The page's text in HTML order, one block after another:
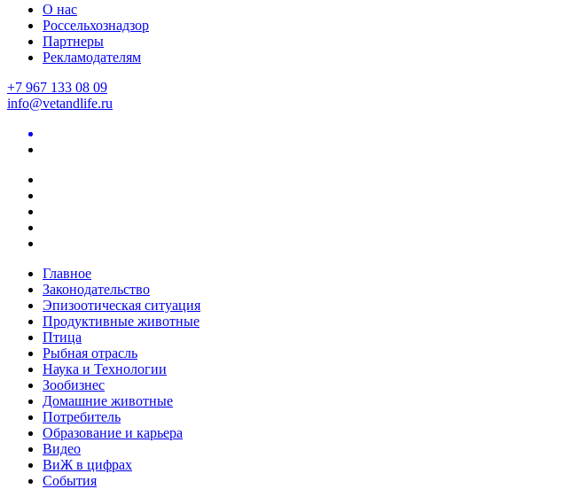
О нас
Россельхознадзор
Партнеры
Рекламодателям
+7 967 133 08 09
info@vetandlife.ru
Главное
Законодательство
Эпизоотическая ситуация
Продуктивные животные
Птица
Рыбная отрасль
Наука и Технологии
Зообизнес
Домашние животные
Потребитель
Образование и карьера
Видео
ВиЖ в цифрах
События